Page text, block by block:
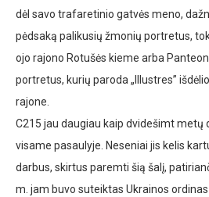
dėl savo trafaretinio gatvės meno,
pėdsaką palikusių žmonių portretus,
ojo rajono Rotušės kieme arba
portretus, kurių paroda „Illustres”
rajone.
C215 jau daugiau kaip dvidešimt metų
visame pasaulyje. Neseniai jis kelis
darbus, skirtus paremti šią šalį,
m. jam buvo suteiktas Ukrainos ordinas